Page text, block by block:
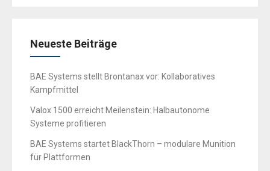
Neueste Beiträge
BAE Systems stellt Brontanax vor: Kollaboratives
Kampfmittel
Valox 1500 erreicht Meilenstein: Halbautonome
Systeme profitieren
BAE Systems startet BlackThorn – modulare Munition
für Plattformen